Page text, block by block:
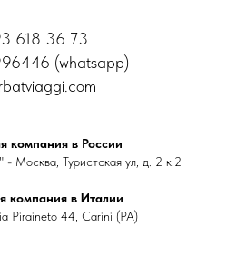
618 36 73
(whatsapp)
компания в России
Москва, Туристская ул, д. 2 к.2
компания в Италии
Piraineto 44, Carini (PA)